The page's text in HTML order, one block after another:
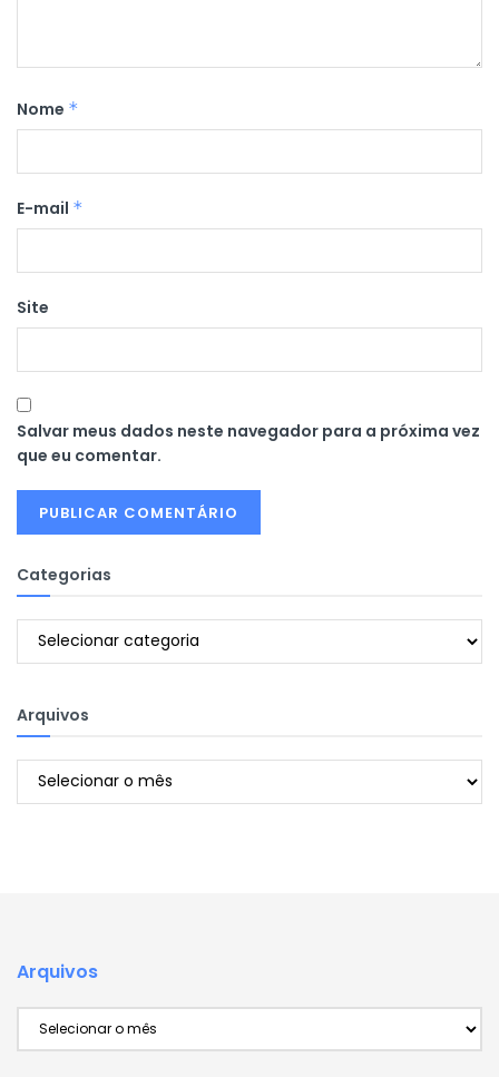
Nome *
E-mail *
Site
Salvar meus dados neste navegador para a próxima vez
que eu comentar.
Categorias
Categorias
Arquivos
Arquivos
Arquivos